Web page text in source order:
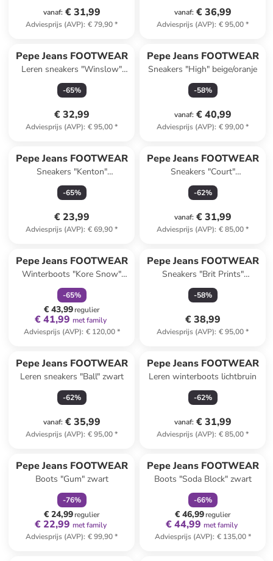
vanaf: € 31,99
Adviesprijs (AVP): € 79,90*
vanaf: € 36,99
Adviesprijs (AVP): € 95,00*
Pepe Jeans FOOTWEAR
Leren sneakers "Winslow"
crème
-65%
€ 32,99
Adviesprijs (AVP): € 95,00*
Pepe Jeans FOOTWEAR
Sneakers "High" beige/oranje
-58%
vanaf: € 40,99
Adviesprijs (AVP): € 99,00*
Pepe Jeans FOOTWEAR
Sneakers "Kenton"
crème/zilverkleurig
-65%
€ 23,99
Adviesprijs (AVP): € 69,90*
Pepe Jeans FOOTWEAR
Sneakers "Court"
wit/donkerblauw
-62%
vanaf: € 31,99
Adviesprijs (AVP): € 85,00*
Pepe Jeans FOOTWEAR
Winterboots "Kore Snow"
zwart
-65%
€ 43,99regulier
€ 41,99 met family
Adviesprijs (AVP): € 120,00*
Pepe Jeans FOOTWEAR
Sneakers "Brit Prints"
blauw/donkerblauw
-58%
€ 38,99
Adviesprijs (AVP): € 95,00*
Pepe Jeans FOOTWEAR
Leren sneakers "Ball" zwart
-62%
vanaf: € 35,99
Adviesprijs (AVP): € 95,00*
Pepe Jeans FOOTWEAR
Leren winterboots lichtbruin
-62%
vanaf: € 31,99
Adviesprijs (AVP): € 85,00*
Pepe Jeans FOOTWEAR
Boots "Gum" zwart
-76%
€ 24,99regulier
€ 22,99 met family
Adviesprijs (AVP): € 99,90*
Pepe Jeans FOOTWEAR
Boots "Soda Block" zwart
-66%
€ 46,99regulier
€ 44,99 met family
Adviesprijs (AVP): € 135,00*